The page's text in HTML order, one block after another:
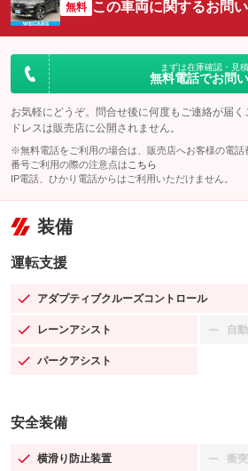
無料 この車両に関するお問
まずは在庫確認・見
無料電話でお問
お気軽にどうぞ。問合せ後に何度もご連絡が届
ドレスは販売店に公開されません。
※無料電話をご利用の場合は、販売店へお客様の電話
番号ご利用の際の注意点は こちら
IP電話、ひかり電話からはご利用いただけません。
装備
運転支援
アダプティブクルーズコントロール
：装備あり
レーンアシスト
：装備あり 自
：
パークアシスト
：装備あり
安全装備
横滑り防止装置
：装備あり 衝
：